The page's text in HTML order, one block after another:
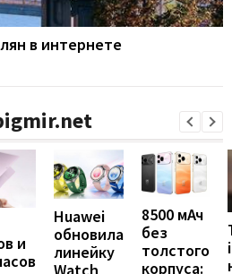
в интернете
и
Huawei
обновила
линейку
Watch
8500 мАч
без
толстого
корпуса: